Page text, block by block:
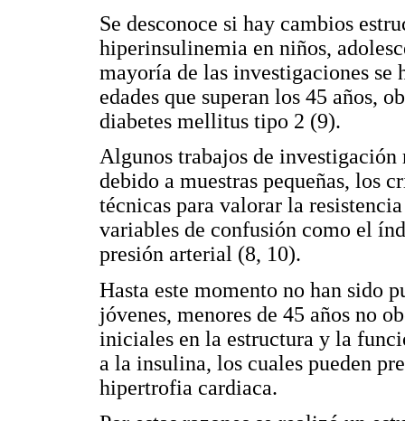
Se desconoce si hay cambios
hiperinsulinemia en niños,
mayoría de las investigaciones se
edades que superan los 45 años,
diabetes mellitus tipo 2 (9).
Algunos trabajos de investigación
debido a muestras pequeñas, los
técnicas para valorar la
variables de confusión como el
presión arterial (8, 10).
Hasta este momento no han sido
jóvenes, menores de 45 años no
iniciales en la estructura y la
a la insulina, los cuales pueden
hipertrofia cardiaca.